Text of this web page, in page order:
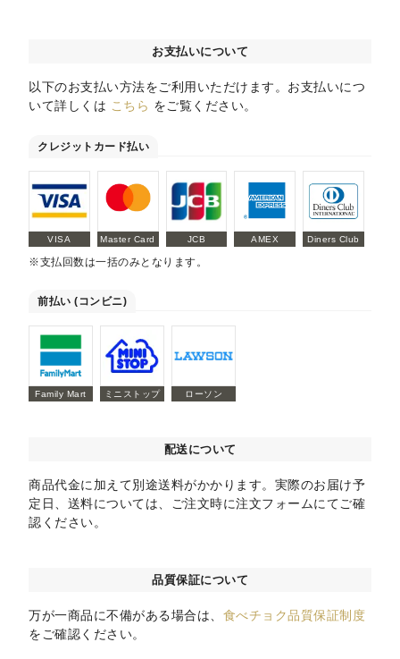
お支払いについて
以下のお支払い方法をご利用いただけます。お支払いにつ
いて詳しくは こちら をご覧ください。
クレジットカード払い
VISA Master Card JCB AMEX Diners Club
※支払回数は一括のみとなります。
前払い (コンビニ)
Family Mart ミニストップ ローソン
配送について
商品代金に加えて別途送料がかかります。実際のお届け予
定日、送料については、ご注文時に注文フォームにてご確
認ください。
品質保証について
万が一商品に不備がある場合は、 食べチョク品質保証制度
をご確認ください。